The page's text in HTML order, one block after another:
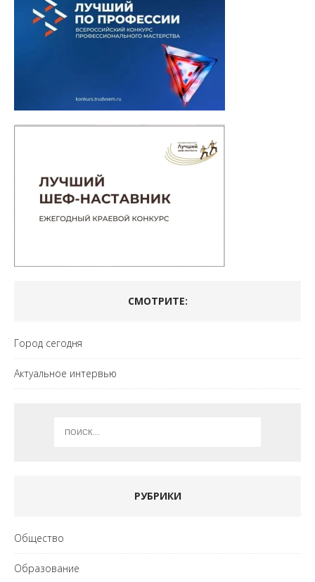
СМОТРИТЕ:
Город сегодня
Актуальное интервью
РУБРИКИ
Общество
Образование